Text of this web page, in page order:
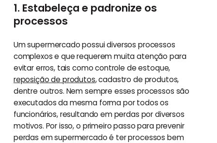
1. Estabeleça e padronize os
processos
Um supermercado possui diversos processos
complexos e que requerem muita atenção para
evitar erros, tais como controle de estoque,
reposição de produtos, cadastro de produtos,
dentre outros. Nem sempre esses processos são
executados da mesma forma por todos os
funcionários, resultando em perdas por diversos
motivos. Por isso, o primeiro passo para prevenir
perdas em supermercado é ter processos bem